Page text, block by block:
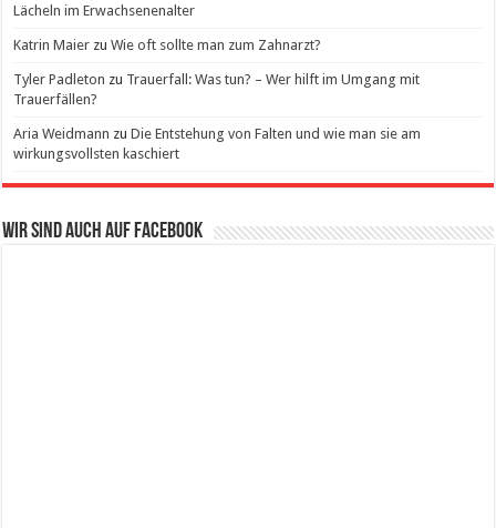
Lächeln im Erwachsenenalter
Katrin Maier zuWie oft sollte man zum Zahnarzt?
Tyler Padleton zu Trauerfall: Was tun? – Wer hilft im Umgang mit
Trauerfällen?
Aria Weidmann zuDie Entstehung von Falten und wie man sie am
wirkungsvollsten kaschiert
Wir sind auch auf Facebook